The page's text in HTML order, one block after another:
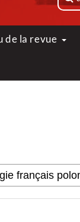
de la revue